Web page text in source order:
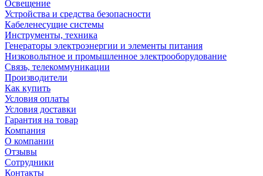
Освещение
Устройства и средства безопасности
Кабеленесущие системы
Инструменты, техника
Генераторы электроэнергии и элементы питания
Низковольтное и промышленное электрооборудование
Связь, телекоммуникации
Производители
Как купить
Условия оплаты
Условия доставки
Гарантия на товар
Компания
О компании
Отзывы
Сотрудники
Контакты